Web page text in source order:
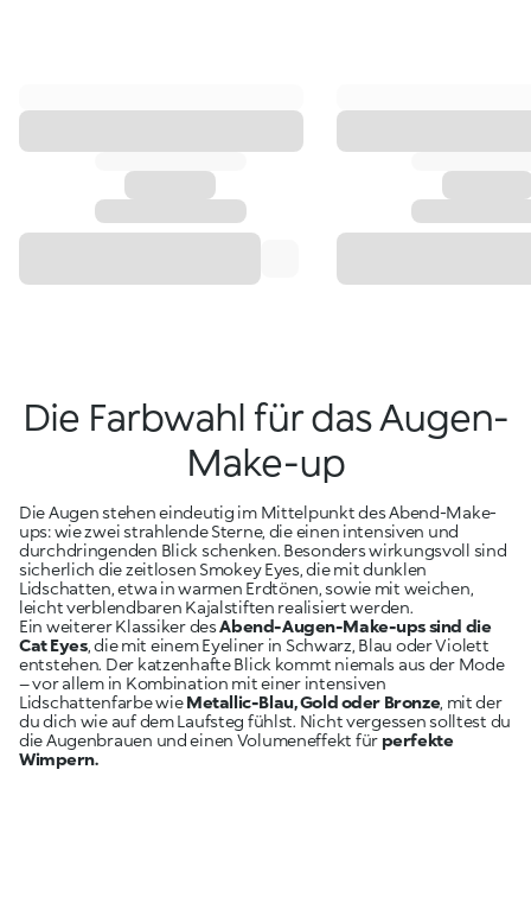
Die Farbwahl für das Augen-
Make-up
Die Augen stehen eindeutig im Mittelpunkt des Abend-Make-
ups: wie zwei strahlende Sterne, die einen intensiven und
durchdringenden Blick schenken. Besonders wirkungsvoll sind
sicherlich die zeitlosen Smokey Eyes, die mit dunklen
Lidschatten, etwa in warmen Erdtönen, sowie mit weichen,
leicht verblendbaren Kajalstiften realisiert werden.
Ein weiterer Klassiker desAbend-Augen-Make-ups sind die
Cat Eyes, die mit einem Eyeliner in Schwarz, Blau oder Violett
entstehen. Der katzenhafte Blick kommt niemals aus der Mode
– vor allem in Kombination mit einer intensiven
Lidschattenfarbe wieMetallic-Blau, Gold oder Bronze, mit der
du dich wie auf dem Laufsteg fühlst. Nicht vergessen solltest du
die Augenbrauen und einen Volumeneffekt für perfekte
Wimpern.